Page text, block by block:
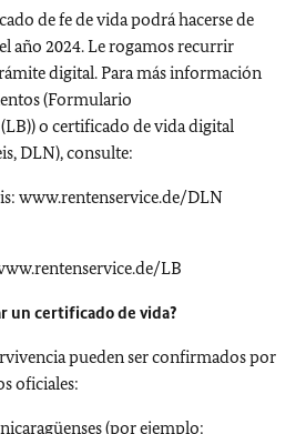
de fe de vida podrá hacerse de
año 2024. Le rogamos recurrir
digital. Para más información
(Formulario
o certificado de vida digital
DLN), consulte:
www.rentenservice.de/DLN
LB
un certificado de vida?
pueden ser confirmados por
oficiales:
(por ejemplo: